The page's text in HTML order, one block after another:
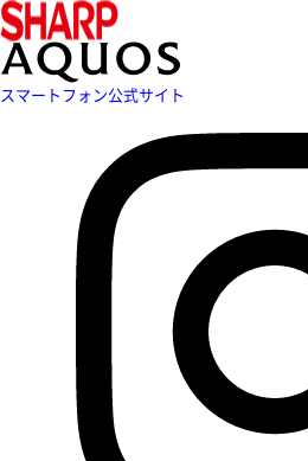
スマートフォン公式サイト